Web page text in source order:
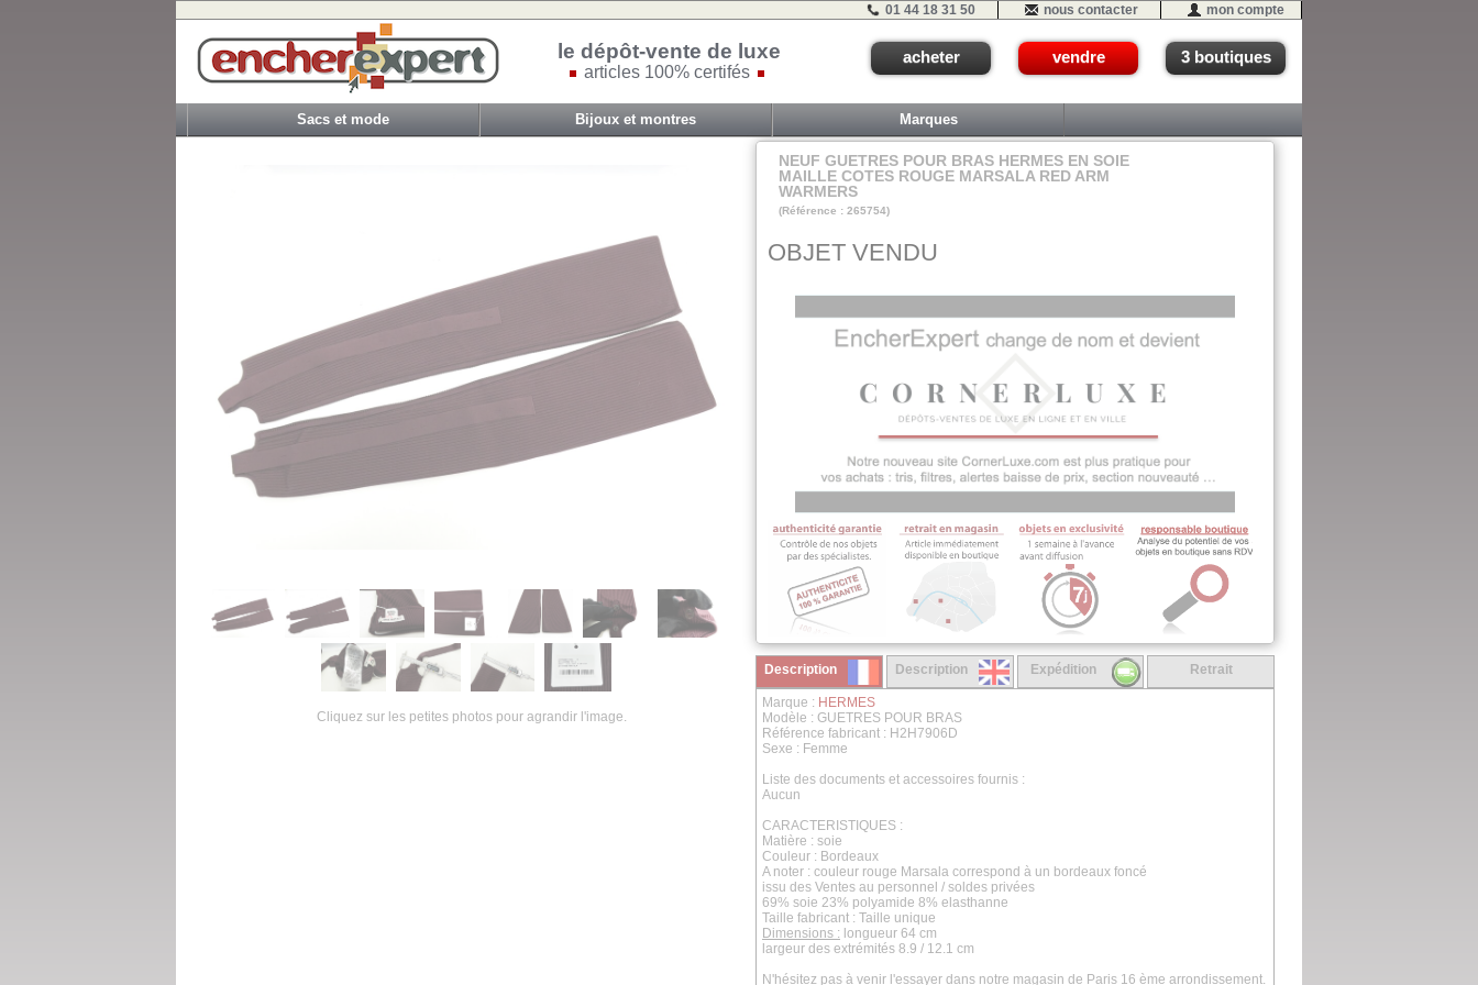
01 44 18 31 50 nous contacter mon compte
le dépôt-vente de luxe
articles 100% certifés
acheter vendre 3 boutiques
Sacs et mode Bijoux et montres Marques
Cliquez sur les petites photos pour agrandir l'image.
NEUF GUETRES POUR BRAS HERMES EN SOIE
MAILLE COTES ROUGE MARSALA RED ARM
WARMERS
(Référence : 265754)
OBJET VENDU
Description Description Expédition Retrait
Marque : HERMES
Modèle : GUETRES POUR BRAS
Référence fabricant : H2H7906D
Sexe : Femme
Liste des documents et accessoires fournis :
Aucun
CARACTERISTIQUES :
Matière : soie
Couleur : Bordeaux
A noter : couleur rouge Marsala correspond à un bordeaux foncé
issu des Ventes au personnel / soldes privées
69% soie 23% polyamide 8% elasthanne
Taille fabricant : Taille unique
Dimensions : longueur 64 cm
largeur des extrémités 8.9 / 12.1 cm
N'hésitez pas à venir l'essayer dans notre magasin de Paris 16 ème arrondissement.